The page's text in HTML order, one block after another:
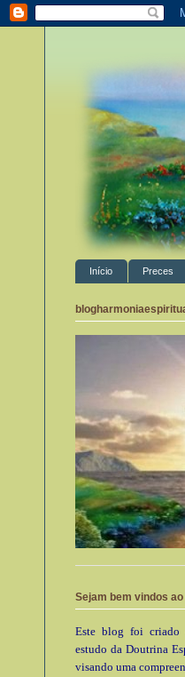
Início Preces
Sejam bem vindos
Este blog foi criado
estudo da Doutrina
visando uma